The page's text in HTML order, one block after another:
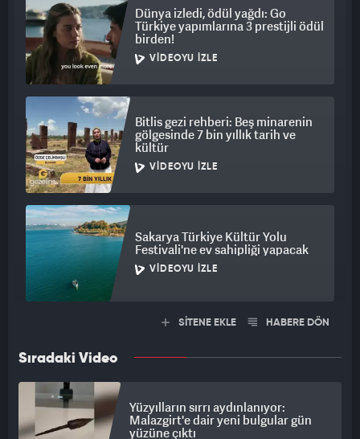
Dünya izledi, ödül yağdı: Go
Türkiye yapımlarına 3 prestijli ödül
birden!
VIDEOYU İZLE
Bitlis gezi rehberi: Beş minarenin
gölgesinde 7 bin yıllık tarih ve
kültür
VIDEOYU İZLE
Sakarya Türkiye Kültür Yolu
Festivali'ne ev sahipliği yapacak
VIDEOYU İZLE
SİTENE EKLE HABERE DÖN
Sıradaki Video
Yüzyılların sırrı aydınlanıyor:
Malazgirt'e dair yeni bulgular gün
yüzüne çıktı